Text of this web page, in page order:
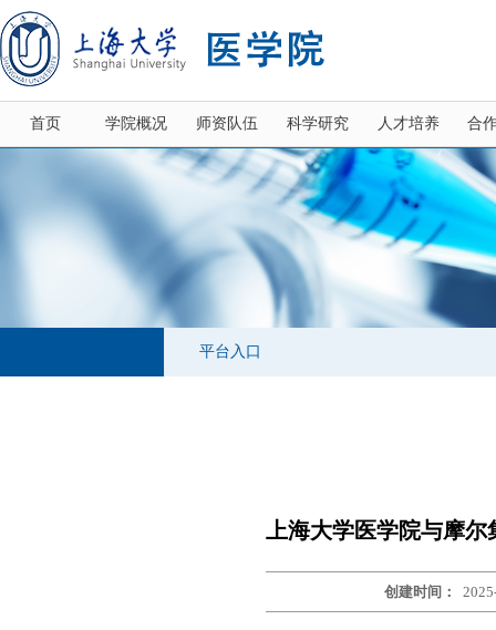
首页 学院概况 师资队伍 科学研究 人才培养 合
平台入口
上海大学医学院与摩
创建时间：